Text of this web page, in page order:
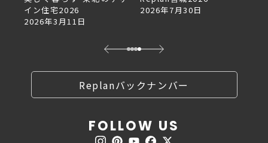
イン住宅2026
2026年3月11日
2026年7月30日
Replanバックナンバー
FOLLOW US